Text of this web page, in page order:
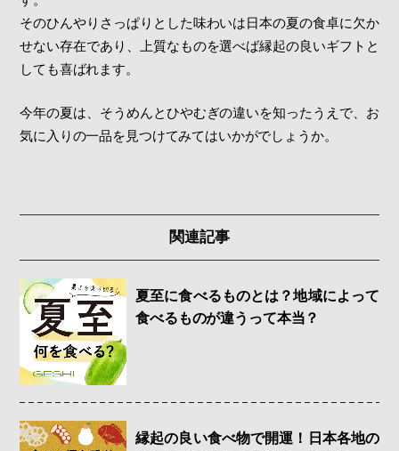
そのひんやりさっぱりとした味わいは日本の夏の食卓に欠か
せない存在であり、上質なものを選べば縁起の良いギフトと
しても喜ばれます。
今年の夏は、そうめんとひやむぎの違いを知ったうえで、お
気に入りの一品を見つけてみてはいかがでしょうか。
関連記事
夏至に食べるものとは？地域によって
食べるものが違うって本当？
縁起の良い食べ物で開運！日本各地の